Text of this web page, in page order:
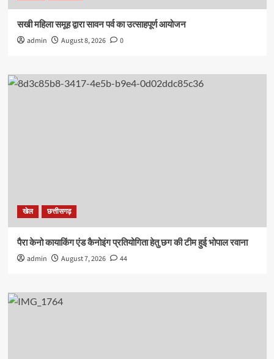
सखी महिला समूह द्वारा सावन पर्व का उत्साहपूर्ण आयोजन
admin August 8, 2026 0
खेल छत्तीसगढ़
पैरा केनो कायाकिंग एंड कैनोइंग प्रतियोगिता हेतु छग की टीम हुई भोपाल रवाना
admin August 7, 2026 44